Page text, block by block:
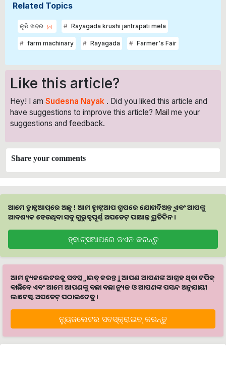
Related Topics
କୃଷି ଖବର Rayagada krushi jantrapati mela
farm machinary Rayagada Farmer's Fair
Like this article?
Hey! I am Sudesna Nayak . Did you liked this article and
have suggestions to improve this article? Mail me your
suggestions and feedback.
Share your comments
ଆମେ ହ୍ବାଟ୍ସଆପ୍‌ରେ ଅଛୁ ! ଆମ ହ୍ବାଟ୍ସଆପ ଗ୍ରୁପରେ ଯୋଗଦିଅନ୍ତୁ ଏବଂ ଆପଙ୍କୁ
ଆବଶ୍ୟକ ହେଉଥିବା ସବୁ ଗୁରୁତ୍ବପୂର୍ଣ୍ଣ ଅପଡେଟ୍‌ ପାଆନ୍ତୁ ପ୍ରତିଦିନ ।
ହ୍ବାଟ୍ସଆପରେ ଜଏନ କରନ୍ତୁ
ଆମ ନ୍ୟୁଜଲେଟରକୁ ସବସ୍କ୍ରାଇବ୍ କରନ୍ତୁ । ଆପଣ ଆପଣଙ୍କ ଆଗ୍ରହ ଥିବା ଟପିକ୍‌
ବାଛିବେ ଏବଂ ଆମେ ଆପଣଙ୍କୁ ବଛା ବଛା ନ୍ୟୁଜ ଓ ଆପଣଙ୍କ ପସନ୍ଦ ଅନୁଯାୟୀ
ଲାଟେଷ୍ଟ ଅପଡେଟ୍‌ ପଠାଇଦେବୁ ।
ନ୍ୟୁଜଲେଟର ସବସ୍କ୍ରାଇବ୍‌ କରନ୍ତୁ